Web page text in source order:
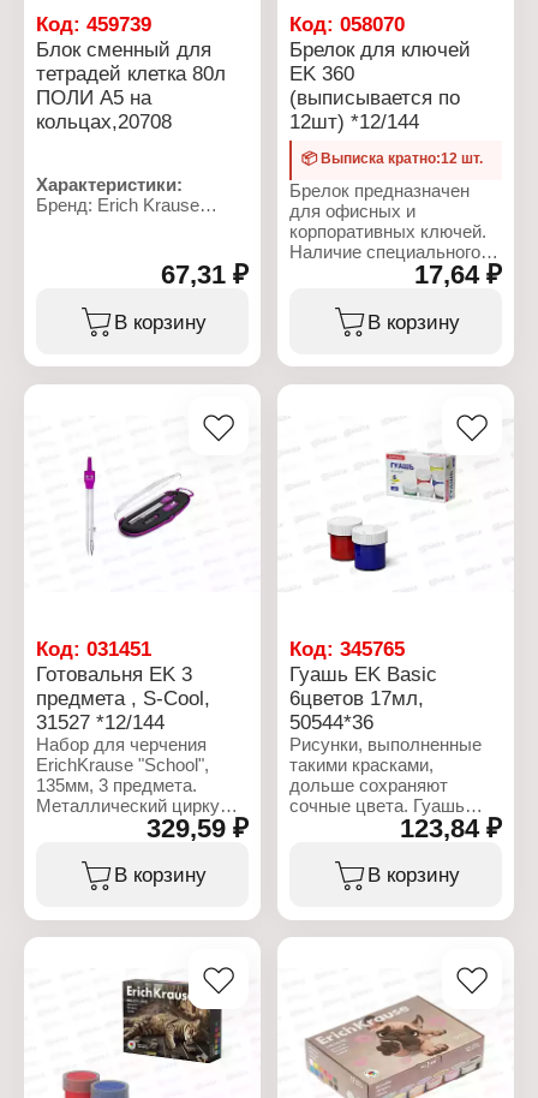
полиэтиленовая пленка
Код: 459739
Блок сменный для
тетрадей клетка 80л
ПОЛИ А5 на
кольцах,20708
Характеристики:
Бренд: Erich Krause
сменный для тетрадей
Количество листов: 80 л
Формат: А5
Тип скрепления:
на кольцах
67,31 ₽
В корзину
Код:058070
Брелок для ключей
EK 360
(выписывается по
12шт) *12/144
📦 Выписка кратно:12 шт.
Брелок предназначен
для офисных и
корпоративных ключей.
Наличие специального
информационного окна с
прозрачной пластиковой
вставкой позволяет
легко маркировать и
Характеристики:
Артикул: 360
Тип товара: Брелок
Назначение: для ключей
Цвет: белый, желтый,
зеленый, красный,
синий, черный
Размер: 60 мм
12 шт
Материал: пластик
17,64 ₽
В корзину
Код: 031451
Готовальня EK 3
предмета , S-Cool,
31527 *12/144
Набор для черчения
ErichKrause "School",
135мм, 3 предмета.
Металлический циркуль
с максимальным
комплект входят точилка
и сменный грифель в
Упакован в удобный
пластиковый футляр с
европодвесом.
Характеристики:
Бренд: ErichKrause
Артикул: 31527
329,59 ₽
В корзину
Код:345765
Гуашь EK Basic
6цветов 17мл,
50544*36
Рисунки, выполненные
такими красками,
дольше сохраняют
сочные цвета. Гуашь
обладает насыщенными
плотными цветами с
высокой укрывистостью,
при рисовании ровно
приобретает матово-
поверхность. Безопасная
гуашь ErichKrause на
водной основе, легко
смывается с рук и
отстирывается с
123,84 ₽
В корзину